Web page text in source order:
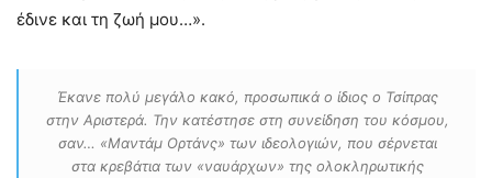
έδινε και τη ζωή μου…».
Έκανε πολύ μεγάλο κακό, προσωπικά ο ίδιος ο Τσίπρας
στην Αριστερά. Την κατέστησε στη συνείδηση του κόσμου,
σαν… «Μαντάμ Ορτάνς» των ιδεολογιών, που σέρνεται
στα κρεβάτια των «ναυάρχων» της ολοκληρωτικής